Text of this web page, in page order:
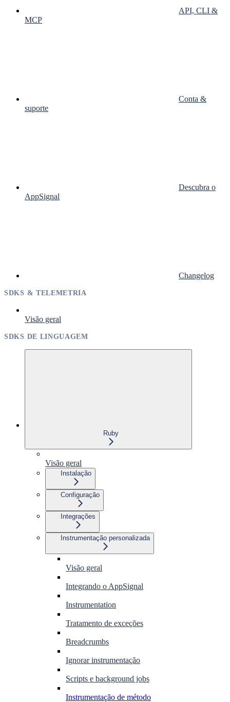
API, CLI &
MCP
Conta &
suporte
Descubra o
AppSignal
Changelog
SDKS & TELEMETRIA
Visão geral
SDKS DE LINGUAGEM
Ruby
Visão geral
Instalação
Configuração
Integrações
Instrumentação personalizada
Visão geral
Integrando o AppSignal
Instrumentation
Tratamento de exceções
Breadcrumbs
Ignorar instrumentação
Scripts e background jobs
Instrumentação de método